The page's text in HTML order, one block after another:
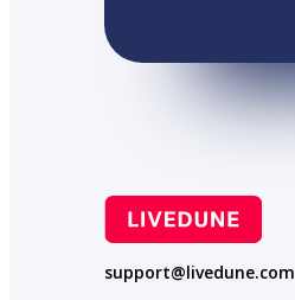
support@livedune.com